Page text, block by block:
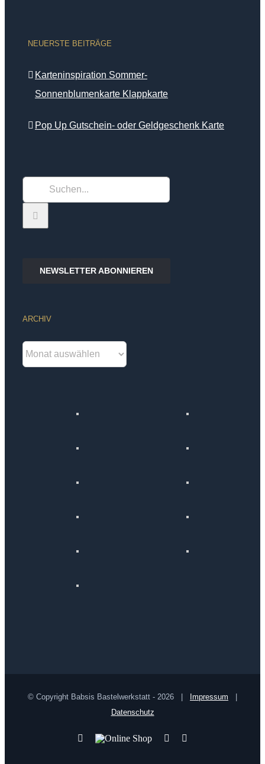
NEUERSTE BEITRÄGE
Karteninspiration Sommer-
Sonnenblumenkarte Klappkarte
Pop Up Gutschein- oder Geldgeschenk Karte
nach:
NEWSLETTER ABONNIEREN
ARCHIV
Archiv
© Copyright Babsis Bastelwerkstatt - 2026 | Impressum
Datenschutz
YouTube
Online
Pinterest